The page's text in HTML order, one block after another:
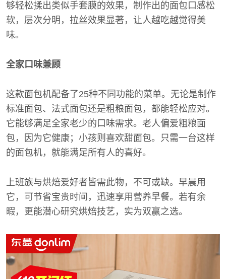
够轻松揉出类似手套膜的效果，制作出的面包口感松
软，层次分明，拉丝效果显著，让人越吃越觉得美
味。
全家口味兼顾
这款面包机配备了25种不同功能的菜单。无论是制作
标准面包、法式面包还是粗粮面包，都能轻松应对。
它能够满足全家老少的口味需求。老人偏爱粗粮面
包，因为它健康；小孩则喜欢甜面包。只需一台这样
的面包机，就能满足所有人的喜好。
上班族与烘焙爱好者皆需此物，不可或缺。早晨用
它，可节省宝贵时间，迅速享用营养早餐。若有余
暇，更能潜心研究烘焙技艺，实为双赢之选。